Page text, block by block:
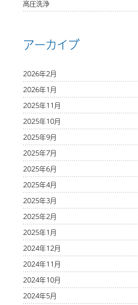
高圧洗浄
アーカイブ
2026年2月
2026年1月
2025年11月
2025年10月
2025年9月
2025年7月
2025年6月
2025年4月
2025年3月
2025年2月
2025年1月
2024年12月
2024年11月
2024年10月
2024年5月